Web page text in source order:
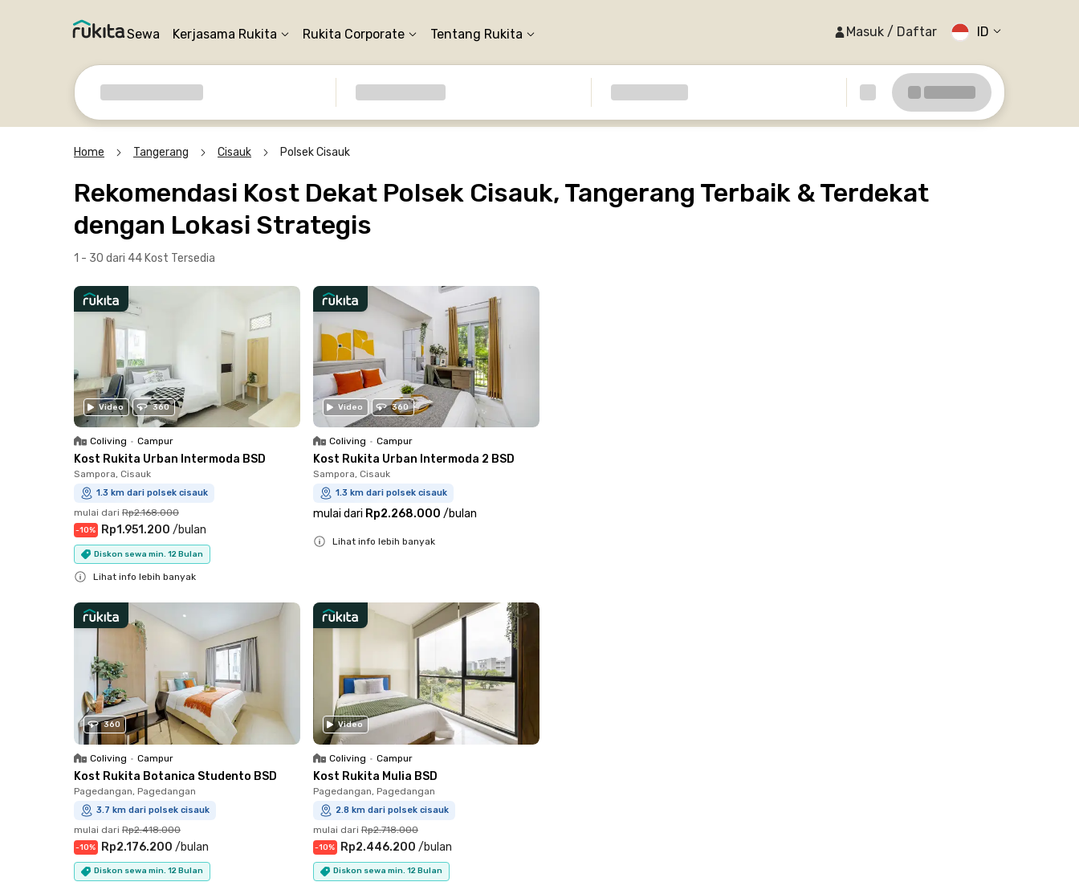
Sewa Kerjasama Rukita Rukita Corporate Tentang Rukita Masuk / Daftar ID
Home Tangerang Cisauk Polsek Cisauk
Rekomendasi Kost Dekat Polsek Cisauk, Tangerang Terbaik & Terdekat
dengan Lokasi Strategis
1 - 30 dari 44 Kost Tersedia
Video 360
Coliving • Campur
Kost Rukita Urban Intermoda BSD
Sampora, Cisauk
1.3 km dari polsek cisauk
mulai dari Rp2.168.000
-10% Rp1.951.200 /bulan
Diskon sewa min. 12 Bulan
Lihat info lebih banyak
Video 360
Coliving • Campur
Kost Rukita Urban Intermoda 2 BSD
Sampora, Cisauk
1.3 km dari polsek cisauk
mulai dari Rp2.268.000 /bulan
Lihat info lebih banyak
360
Coliving • Campur
Kost Rukita Botanica Studento BSD
Pagedangan, Pagedangan
3.7 km dari polsek cisauk
mulai dari Rp2.418.000
-10% Rp2.176.200 /bulan
Diskon sewa min. 12 Bulan
Video
Coliving • Campur
Kost Rukita Mulia BSD
Pagedangan, Pagedangan
2.8 km dari polsek cisauk
mulai dari Rp2.718.000
-10% Rp2.446.200 /bulan
Diskon sewa min. 12 Bulan